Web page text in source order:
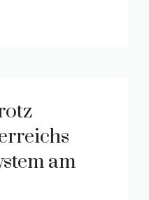
am